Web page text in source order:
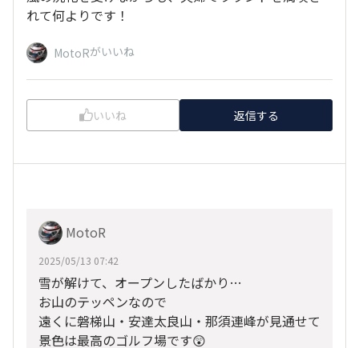
れて何よりです！
MotoRがいいね
いいね 返信する
MotoR
2025/05/13 07:42
雪が解けて、オープンしたばかり…
お山のテッペンなので
遠くに磐梯山・安達太良山・那須連峰が見通せて
景色は最高のゴルフ場です😲